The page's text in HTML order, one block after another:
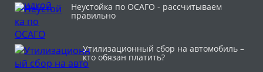
Неустойка по ОСАГО - рассчитываем
правильно
Утилизационный сбор на автомобиль –
кто обязан платить?